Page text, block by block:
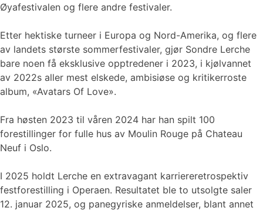
Øyafestivalen og flere andre festivaler.
Etter hektiske turneer i Europa og Nord-Amerika, og flere
av landets største sommerfestivaler, gjør Sondre Lerche
bare noen få eksklusive opptredener i 2023, i kjølvannet
av 2022s aller mest elskede, ambisiøse og kritikerroste
album, «Avatars Of Love».
Fra høsten 2023 til våren 2024 har han spilt 100
forestillinger for fulle hus av Moulin Rouge på Chateau
Neuf i Oslo.
I 2025 holdt Lerche en extravagant karriereretrospektiv
festforestilling i Operaen. Resultatet ble to utsolgte saler
12. januar 2025, og panegyriske anmeldelser, blant annet